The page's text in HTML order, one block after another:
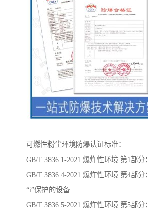
可燃性粉尘环境防爆认证标准：
GB/T 3836.1-2021 爆炸性环境 第1部
GB/T 3836.4-2021 爆炸性环境 第4部
“i”保护的设备
GB/T 3836.5-2021 爆炸性环境 第5部分